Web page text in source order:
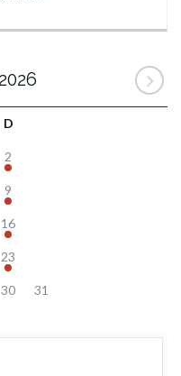
D
2
9
16
23
30 31